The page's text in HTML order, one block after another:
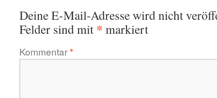
Deine E-Mail-Adresse wird nicht
Felder sind mit * markiert
Kommentar*